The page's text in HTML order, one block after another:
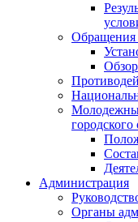
Обращения
городского
Администрация
Органы